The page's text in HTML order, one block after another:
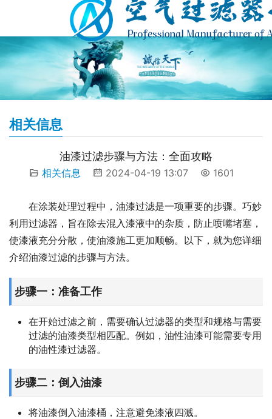
相关信息
油漆过滤步骤与方法：全面攻略
相关信息 2024-04-19 13:07 1601
在涂装处理过程中，油漆过滤是一项重要的步骤。巧妙
利用过滤器，旨在除去混入漆液中的杂质，防止喷嘴堵塞，
使漆液充分分散，使油漆施工更加顺畅。以下，就为您详细
介绍油漆过滤的步骤与方法。
步骤一：准备工作
在开始过滤之前，需要确认过滤器的类型和规格与需要
过滤的油漆类型相匹配。例如，油性油漆可能需要专用
的油性漆过滤器。
步骤二：倒入油漆
将油漆倒入油漆桶，注意避免漆液四溅。